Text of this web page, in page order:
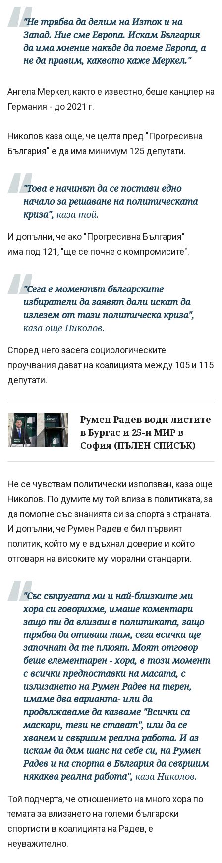
"Не трябва да делим на Изток и на
Запад. Ние сме Европа. Искам България
да има мнение накъде да поеме Европа, а
не да правим, каквото каже Меркел."
Ангела Меркел, както е известно, беше канцлер на
Германия - до 2021 г.
Николов каза още, че целта пред "Прогресивна
България" е да има минимум 125 депутати.
"Това е начинът да се постави едно
начало за решаване на политическата
криза", каза той.
И допълни, че ако "Прогресивна България"
има под 121, "ще се почне с компромисите".
"Сега е моментът българските
избиратели да заявят дали искат да
излезем от тази политическа криза",
каза още Николов.
Според него засега социологическите
проучвания дават на коалицията между 105 и 115
депутати.
Румен Радев води листите
в Бургас и 25-и МИР в
София (ПЪЛЕН СПИСЪК)
Не се чувствам политически използван, каза още
Николов. По думите му той влиза в политиката, за
да помогне със знанията си за спорта в страната.
И допълни, че Румен Радев е бил първият
политик, който му е вдъхнал доверие и който
отговаря на високите му морални стандарти.
"Със съпругата ми и най-близките ми
хора си говорихме, имаше коментари
защо ти да влизаш в политиката, защо
трябва да отиваш там, сега всички ще
започнат да те плюят. Моят отговор
беше елементарен - хора, в този момент
с всички предпоставки на масата, с
излизането на Румен Радев на терен,
имаме два варианта- или да
продължаваме да казваме "Всички са
маскари, тези не стават", или да се
хванем и свършим реална работа. И аз
искам да дам шанс на себе си, на Румен
Радев и на спорта в България да свършим
някаква реална работа", каза Николов.
Той подчерта, че отношението на много хора по
темата за влизането на големи български
спортисти в коалицията на Радев, е
неуважително.